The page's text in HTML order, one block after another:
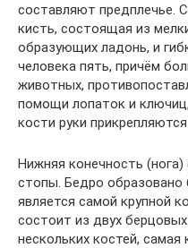
составляют предплечье.
кисть, состоящая из
образующих ладонь, и
человека пять, причём
животных,
помощи лопаток и
кости руки
Нижняя конечность
стопы. Бедро
является самой крупной
состоит из двух
нескольких костей, самая